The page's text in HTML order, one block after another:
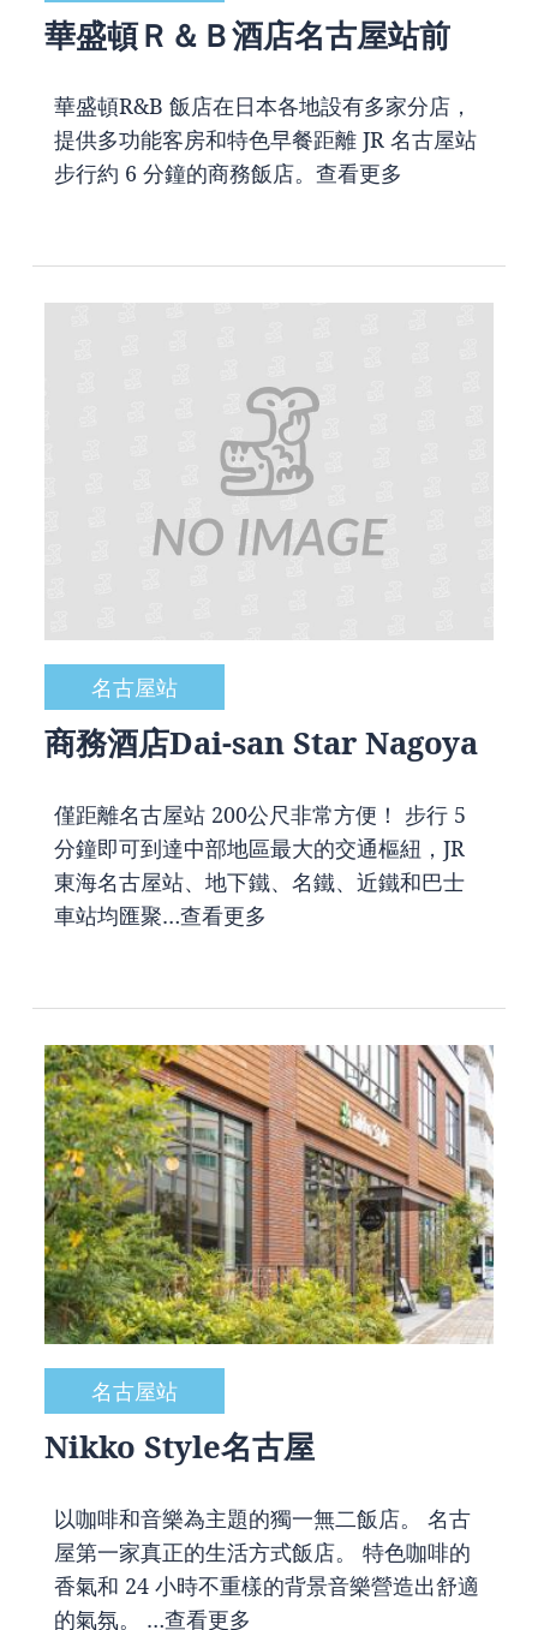
華盛頓Ｒ＆Ｂ酒店名古屋站前
華盛頓R&B 飯店在日本各地設有多家分店，
提供多功能客房和特色早餐距離 JR 名古屋站
步行約 6 分鐘的商務飯店。 查看更多
名古屋站
商務酒店Dai-san Star Nagoya
僅距離名古屋站 200公尺非常方便！ 步行 5
分鐘即可到達中部地區最大的交通樞紐，JR
東海名古屋站、地下鐵、名鐵、近鐵和巴士
車站均匯聚…查看更多
名古屋站
Nikko Style名古屋
以咖啡和音樂為主題的獨一無二飯店。 名古
屋第一家真正的生活方式飯店。 特色咖啡的
香氣和 24 小時不重樣的背景音樂營造出舒適
的氣氛。 …查看更多